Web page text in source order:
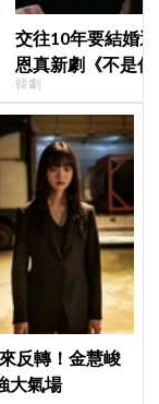
交往10年要結婚
恩真新劇《不是
光，9月12日首播
韓劇
反轉！金慧峻
大氣場